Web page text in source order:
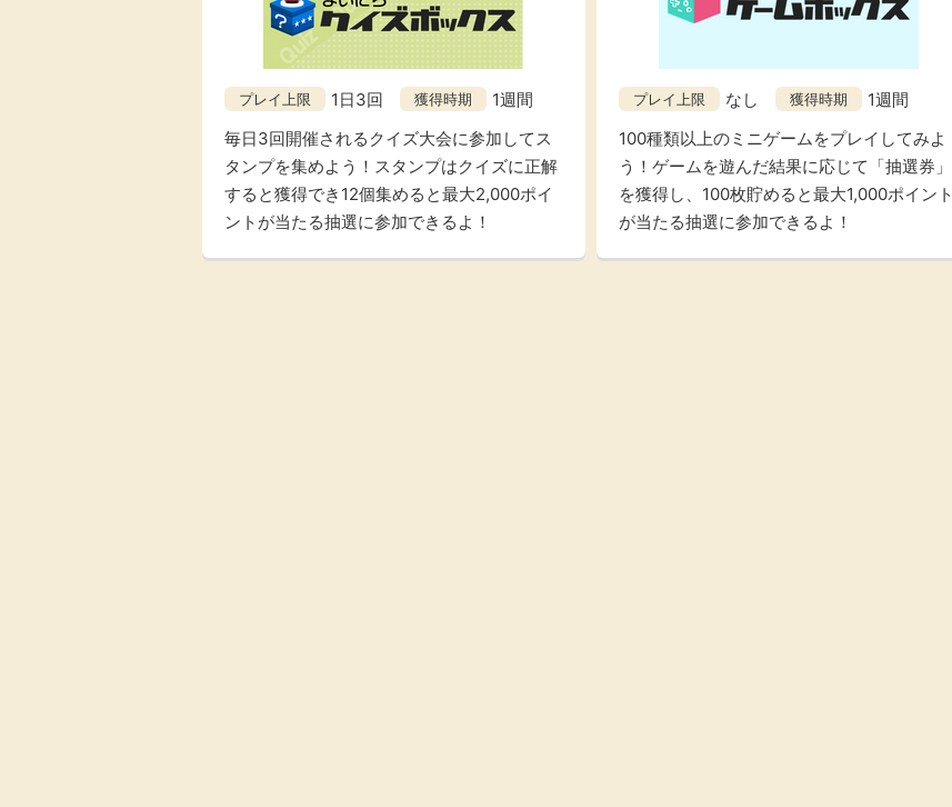
プレイ上限 1日3回 獲得時期
1週間
毎日3回開催されるクイズ大会に参加してス
タンプを集めよう！スタンプはクイズに正解
すると獲得でき12個集めると最大2,000ポイ
ントが当たる抽選に参加できるよ！
プレイ上限 なし 獲得時期
1週間
100種類以上のミニゲームをプレイしてみよ
う！ゲームを遊んだ結果に応じて「抽選券」
を獲得し、100枚貯めると最大1,000ポイント
が当たる抽選に参加できるよ！